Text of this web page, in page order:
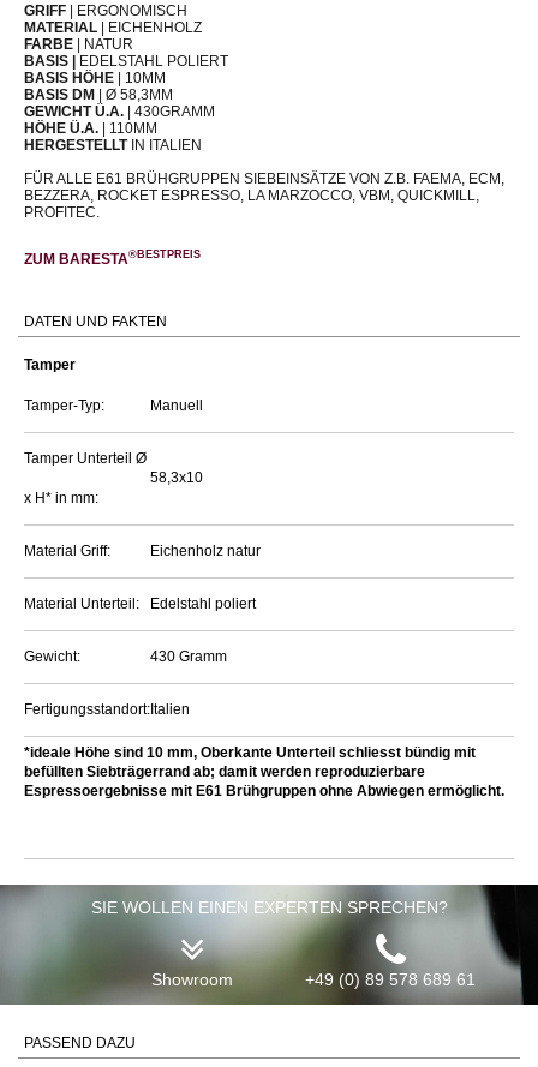
GRIFF | ERGONOMISCH
MATERIAL | EICHENHOLZ
FARBE | NATUR
BASIS | EDELSTAHL POLIERT
BASIS HÖHE | 10MM
BASIS DM | Ø 58,3MM
GEWICHT Ü.A. | 430GRAMM
HÖHE Ü.A. | 110MM
HERGESTELLTIN ITALIEN
FÜR ALLE E61 BRÜHGRUPPEN SIEBEINSÄTZE VON Z.B. FAEMA, ECM,
BEZZERA, ROCKET ESPRESSO, LA MARZOCCO, VBM, QUICKMILL,
PROFITEC.
ZUM BARESTA®BESTPREIS
DATEN UND FAKTEN
Tamper
Tamper-Typ: Manuell
Tamper Unterteil Ø
x H* in mm:
58,3x10
Material Griff: Eichenholz natur
Material Unterteil: Edelstahl poliert
Gewicht: 430 Gramm
Fertigungsstandort:Italien
*ideale Höhe sind 10 mm, Oberkante Unterteil schliesst bündig mit
befüllten Siebträgerrand ab; damit werden reproduzierbare
Espressoergebnisse mit E61 Brühgruppen ohne Abwiegen ermöglicht.
SIE WOLLEN EINEN EXPERTEN SPRECHEN?
Showroom +49 (0) 89 578 689 61
PASSEND DAZU